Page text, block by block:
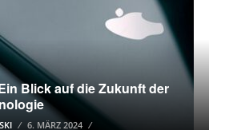
Blick auf die Zukunft der
6. MÄRZ 2024